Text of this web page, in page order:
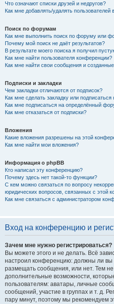
Что означают списки друзей и недругов?
Как мне добавлять/удалять
Поиск по форумам
Как мне выполнить поиск по форуму или
Почему мой поиск не даёт результатов?
В результате моего поиска я получил
Как мне найти пользователя конференции?
Как мне найти свои сообщения и
Подписки и закладки
Чем закладки отличаются от подписок?
Как мне сделать закладку или
Как мне подписаться на определённый
Как мне отказаться от подписки?
Вложения
Какие вложения разрешены на этой
Как мне найти мои вложения?
Информация о phpBB
Кто написал эту конференцию?
Почему здесь нет такой-то функции?
С кем можно связаться по вопросу
юридических вопросов, связанных с этой
Как мне связаться с администратором
Вход на конференцию и
Зачем мне нужно регистрироваться?
Вы можете этого и не делать. Всё
настроил конференцию: должны ли вы
размещать сообщения, или нет. Тем
дополнительные возможности,
пользователям: аватары, личные
сообщений, участие в группах и т. д.
пару минут, поэтому мы рекомендуем